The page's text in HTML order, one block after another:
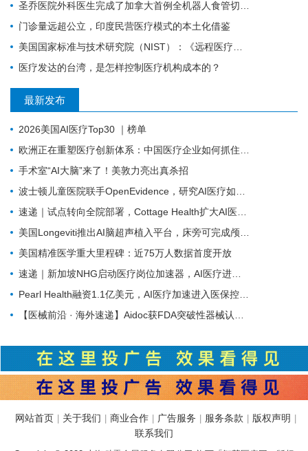
圣乔医院外科医生完成了加拿大首例全机器人食管切除术
门诊量远超公立，印度民营医疗模式的本土化借鉴
美国国家标准与技术研究院（NIST）：《远程医疗远程患者监测生态系统安全指南（最终版）》
医疗发达的台湾，是怎样控制医疗机构成本的？
最新发布
2026美国AI医疗Top30 ｜榜单
欧洲正在重塑医疗创新体系：中国医疗企业如何抓住下一轮机会？
手术室“AI大脑”来了！美敦力亮出真杀招
波士顿儿童医院联手OpenEvidence，研究AI医疗如何改变临床决策
速递｜试点转向全院部署，Cottage Health扩大AI医疗虚拟护理合作
美国Longeviti推出AI脑超声植入平台，床旁可完成颅内实时成像
美国精准医学重大里程碑：近75万人数据首度开放
速递｜新加坡NHG启动医疗岗位加速器，AI医疗进入岗位重构阶段
Pearl Health融资1.1亿美元，AI医疗加速进入医保控费核心环节
【医械前沿 · 海外速递】Aidoc获FDA突破性器械认定，AI大模型覆盖数十种急症
网站首页 | 关于我们 | 商业合作 | 广告服务 | 服务条款 | 版权声明 |
联系我们